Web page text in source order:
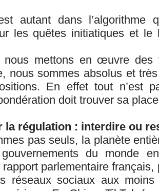
autant dans l’algorithme
les quêtes initiatiques et le
mettons en œuvre des
nous sommes absolus et
En effet tout n’est
doit trouver sa
la régulation : interdire ou
pas seuls, la planète
du monde
parlementaire français,
réseaux sociaux aux